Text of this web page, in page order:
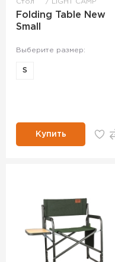
Стол LIGHT CAMP
Folding Table New
Small
Выберите размер:
S
Купить